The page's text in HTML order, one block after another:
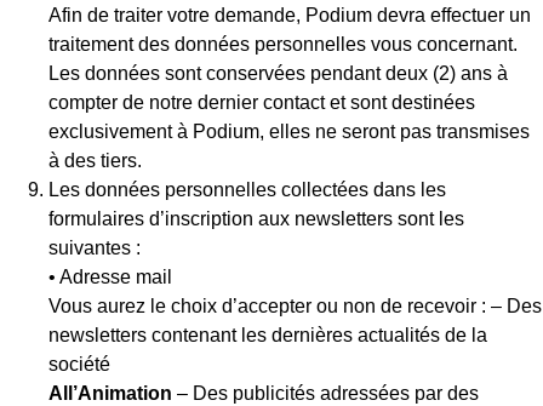
Afin de traiter votre demande, Podium devra effectuer un
traitement des données personnelles vous concernant.
Les données sont conservées pendant deux (2) ans à
compter de notre dernier contact et sont destinées
exclusivement à Podium, elles ne seront pas transmises
à des tiers.
Les données personnelles collectées dans les
formulaires d’inscription aux newsletters sont les
suivantes :
• Adresse mail
Vous aurez le choix d’accepter ou non de recevoir : – Des
newsletters contenant les dernières actualités de la
société
All’Animation – Des publicités adressées par des